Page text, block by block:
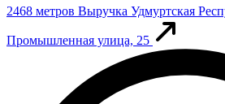
2468 метров Выручка Удмуртская
Промышленная улица, 25